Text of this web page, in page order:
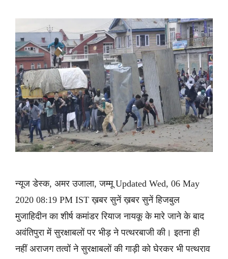
न्यूज डेस्क, अमर उजाला, जम्मू Updated Wed, 06 May
2020 08:19 PM IST ख़बर सुनें ख़बर सुनें हिजबुल
मुजाहिदीन का शीर्ष कमांडर रियाज नायकू के मारे जाने के बाद
अवंतिपुरा में सुरक्षाबलों पर भीड़ ने पत्थरबाजी की। इतना ही
नहीं अराजग तत्वों ने सुरक्षाबलों की गाड़ी को घेरकर भी पत्थराव